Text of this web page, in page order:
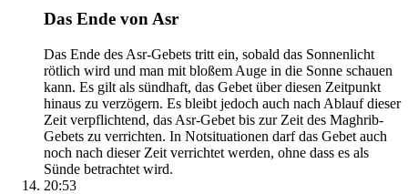
Das Ende von Asr
Das Ende des Asr-Gebets tritt ein, sobald das Sonnenlicht
rötlich wird und man mit bloßem Auge in die Sonne schauen
kann. Es gilt als sündhaft, das Gebet über diesen Zeitpunkt
hinaus zu verzögern. Es bleibt jedoch auch nach Ablauf dieser
Zeit verpflichtend, das Asr-Gebet bis zur Zeit des Maghrib-
Gebets zu verrichten. In Notsituationen darf das Gebet auch
noch nach dieser Zeit verrichtet werden, ohne dass es als
Sünde betrachtet wird.
20:53